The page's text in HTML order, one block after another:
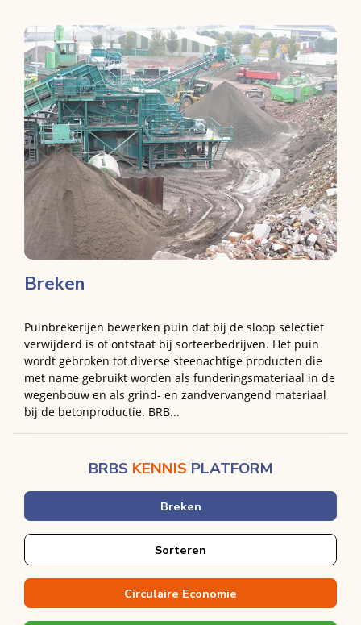
Breken
Puinbrekerijen bewerken puin dat bij de sloop selectief
verwijderd is of ontstaat bij sorteerbedrijven. Het puin
wordt gebroken tot diverse steenachtige producten die
met name gebruikt worden als funderingsmateriaal in de
wegenbouw en als grind- en zandvervangend materiaal
bij de betonproductie. BRB...
BRBS KENNIS PLATFORM
Breken
Sorteren
Circulaire Economie